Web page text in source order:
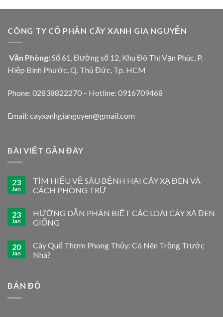
CÔNG TY CỔ PHẦN CÂY XANH GIA NGUYỄN
Văn Phòng: Số 61, Đường số 12, Khu Đô Thị Vạn Phúc, P.
Hiệp Bình Phước, Q. Thủ Đức, Tp. HCM
Phone: 02838822270 – Hotline: 0916709468
Email: cayxanhgianguyen@gmail.com
BÀI VIẾT GẦN ĐÂY
23
Jan
TÌM HIỂU VỀ SÂU BỆNH HẠI CÂY XẠ ĐEN VÀ
CÁCH PHÒNG TRỪ
23
Jan
HƯỚNG DẪN PHÂN BIỆT CÁC LOẠI CÂY XẠ ĐEN
GIỐNG
20
Jan
Cây Quế Thơm Phong Thủy: Có Nên Trồng Trước
Nhà?
BẢN ĐỒ